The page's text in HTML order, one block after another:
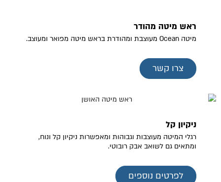
ראש מיטה מהודר
מיטה Ocean מעוצבת ומהודרת בראש מיטה מפואר ומעוצב.
צרו קשר
ניקיון קל
רגלי המיטה מעוצבות וגבוהות ומאפשרות ניקיון קל ונוח,
ומתאים גם לשואב אבק רובוטי.
לפרטים נוספים